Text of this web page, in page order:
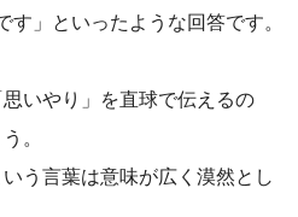
」といったような回答です。
いやり」を直球で伝えるの
。
う言葉は意味が広く漠然とし